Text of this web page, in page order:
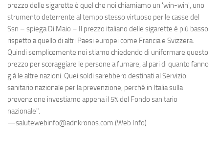
prezzo delle sigarette è quel che noi chiamiamo un 'win-win', uno
strumento deterrente al tempo stesso virtuoso per le casse del
Ssn – spiega Di Maio – Il prezzo italiano delle sigarette è più basso
rispetto a quello di altri Paesi europei come Francia e Svizzera.
Quindi semplicemente noi stiamo chiedendo di uniformare questo
prezzo per scoraggiare le persone a fumare, al pari di quanto fanno
già le altre nazioni. Quei soldi sarebbero destinati al Servizio
sanitario nazionale per la prevenzione, perché in Italia sulla
prevenzione investiamo appena il 5% del Fondo sanitario
nazionale".
—salutewebinfo@adnkronos.com (Web Info)